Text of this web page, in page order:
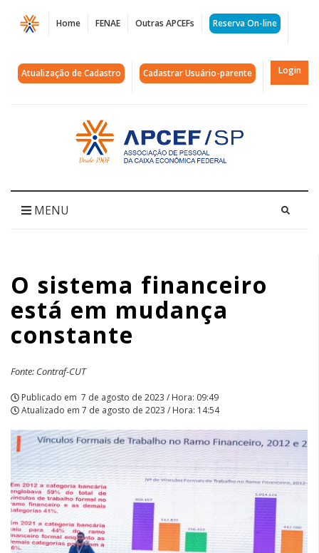
Página
sistema
constante
Home FENAE Outras APCEFs Reserva On-line
Atualização de Cadastro Cadastrar Usuário-parente Login
Acessar
página
inicial
MENU
O sistema financeiro
está em mudança
constante
Fonte: Contraf-CUT
Publicado em 7 de agosto de 2023 / Hora: 09:49
Atualizado em 7 de agosto de 2023 / Hora: 14:54